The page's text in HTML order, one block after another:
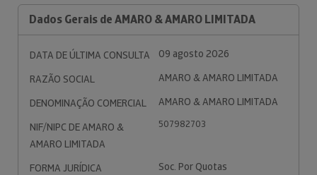
Dados Gerais de AMARO & AMARO LIMITADA
DATA DE ÚLTIMA CONSULTA
09 agosto 2026
RAZÃO SOCIAL
AMARO & AMARO LIMITADA
DENOMINAÇÃO COMERCIAL
AMARO & AMARO LIMITADA
NIF/NIPC DE AMARO &
AMARO LIMITADA
507982703
FORMA JURÍDICA
Soc. Por Quotas